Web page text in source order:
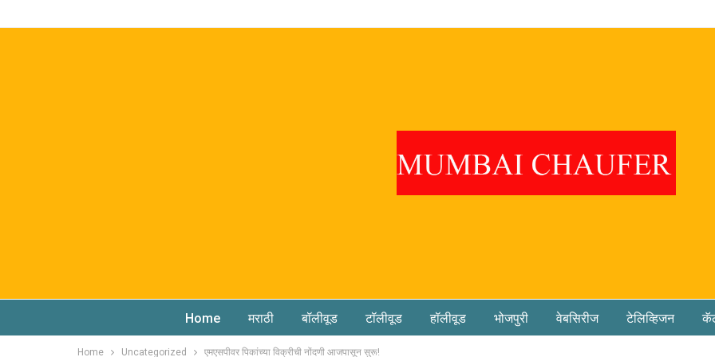
Home मराठी बॉलीवूड टॉलीवूड हॉलीवूड भोजपुरी वेबसिरीज टेलिव्हिजन
Home Uncategorized एमएसपीवर पिकांच्या विक्रीची नोंदणी आजपासून सुरू!